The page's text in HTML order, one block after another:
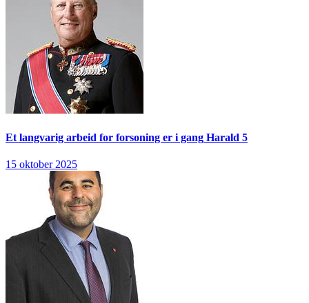
Et langvarig arbeid for forsoning er i gang Harald 5
15 oktober 2025